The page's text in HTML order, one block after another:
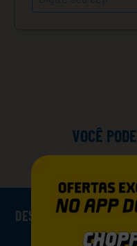
VOCÊ
DESCRIÇÃO